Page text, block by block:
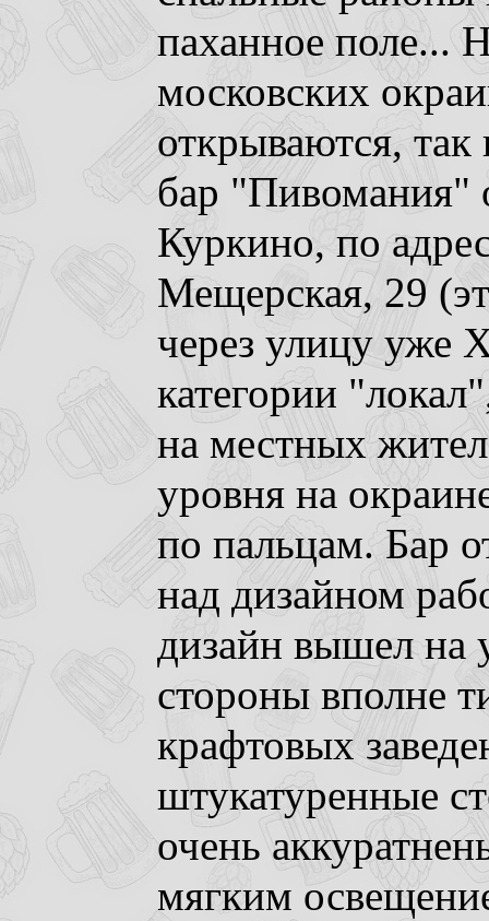
паханное поле...
московских
открываются,
бар "Пивомания"
Куркино, по
Мещерская, 29
через улицу уже
категории
на местных
уровня на
по пальцам. Бар
над дизайном
дизайн вышел на
стороны вполне
крафтовых
штукатуренные
очень
мягким